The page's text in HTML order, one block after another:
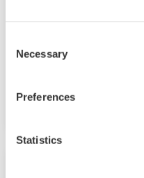
Selection
Necessary
Preferences
Statistics
2026 台北國際自動
索智慧製造新未來